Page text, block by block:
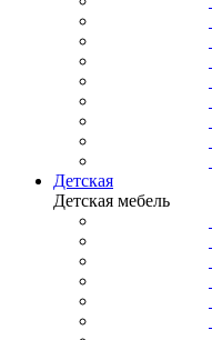
Детская
Детская мебель